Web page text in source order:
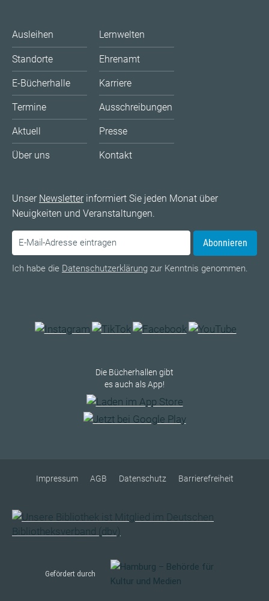
Ausleihen
Standorte
E-Bücherhalle
Termine
Aktuell
Über uns
Lernwelten
Ehrenamt
Karriere
Ausschreibungen
Presse
Kontakt
Unser Newsletterinformiert Sie jeden Monat über
Neuigkeiten und Veranstaltungen.
Abonnieren
Ich habe die Datenschutzerklärung zur Kenntnis genommen.
Die Bücherhallen gibt
es auch als App!
Impressum AGB Datenschutz Barrierefreiheit
Gefördert durch